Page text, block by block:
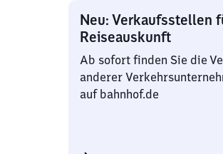
Neu: Verkaufsstellen
Reiseauskunft
Ab sofort finden Sie die
anderer
auf bahnhof.de